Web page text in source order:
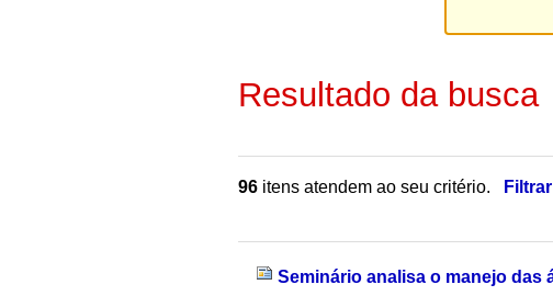
Resultado da busca
96 itens atendem ao seu critério.
Seminário analisa o manejo das